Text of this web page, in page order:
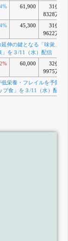
イ
食の
っか
、パ
ップ
４/８
2026
京証
所ス
61,900
31億
8328万
45,300
31億
9622万
伸の鍵となる「味覚」の
」を３/11（水）配信
60,000
32億
9975万
栄養・フレイルを予防す
食」を３/11（水）配信